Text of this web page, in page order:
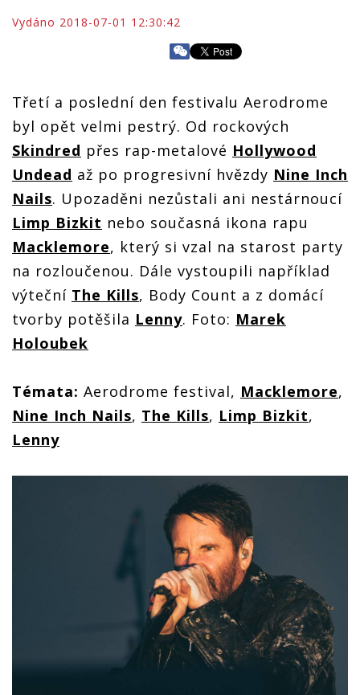
Vydáno 2018-07-01 12:30:42
Třetí a poslední den festivalu Aerodrome
byl opět velmi pestrý. Od rockových
Skindred přes rap-metalové Hollywood
Undead až po progresivní hvězdy Nine Inch
Nails. Upozaděni nezůstali ani nestárnoucí
Limp Bizkit nebo současná ikona rapu
Macklemore, který si vzal na starost party
na rozloučenou. Dále vystoupili například
výteční The Kills, Body Count a z domácí
tvorby potěšila Lenny. Foto: Marek
Holoubek
Témata: Aerodrome festival, Macklemore,
Nine Inch Nails, The Kills, Limp Bizkit,
Lenny